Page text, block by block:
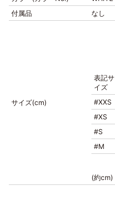
付属品
なし
サイズ(cm)
表記サ
イズ
#XXS
#XS
#S
#M
(約cm)